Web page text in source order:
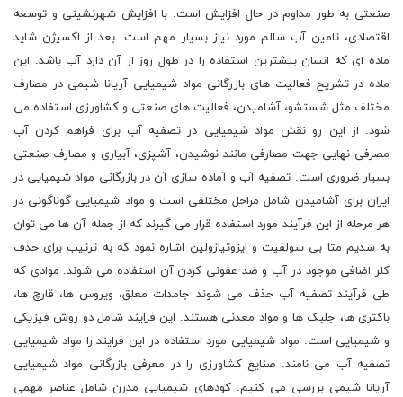
صنعتی به طور مداوم در حال افزایش است. با افزایش شهرنشینی و توسعه
اقتصادی، تامین آب سالم مورد نیاز بسیار مهم است. بعد از اکسیژن شاید
ماده ای که انسان بیشترین استفاده را در طول روز از آن دارد آب باشد. این
ماده در تشریح فعالیت های بازرگانی مواد شیمیایی آریانا شیمی در مصارف
مختلف مثل شستشو، آشامیدن، فعالیت های صنعتی و کشاورزی استفاده می
شود. از این رو نقش مواد شیمیایی در تصفیه آب برای فراهم کردن آب
مصرفی نهایی جهت مصارفی مانند نوشیدن، آشپزی، آبیاری و مصارف صنعتی
بسیار ضروری است. تصفیه آب و آماده سازی آن در بازرگانی مواد شیمیایی در
ایران برای آشامیدن شامل مراحل مختلفی است و مواد شیمیایی گوناگونی در
هر مرحله از این فرآیند مورد استفاده قرار می گیرند که از جمله آن ها می توان
به سدیم متا بی سولفیت و ایزوتیازولین اشاره نمود که به ترتیب برای حذف
کلر اضافی موجود در آب و ضد عفونی کردن آن استفاده می شوند. موادی که
طی فرآیند تصفیه آب حذف می شوند جامدات معلق، ویروس ها، قارچ ها،
باکتری ها، جلبک ها و مواد معدنی هستند. این فرایند شامل دو روش فیزیکی
و شیمیایی است. مواد شیمیایی مورد استفاده در این فرایند را مواد شیمیایی
تصفیه آب می نامند. صنایع کشاورزی را در معرفی بازرگانی مواد شیمیایی
آریانا شیمی بررسی می کنیم. کودهای شیمیایی مدرن شامل عناصر مهمی